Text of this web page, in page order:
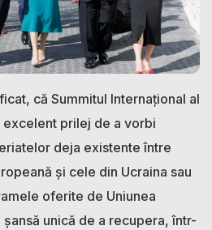
că Summitul Internațional al
prilej de a vorbi
deja existente între
și cele din Ucraina sau
oferite de Uniunea
unică de a recupera, într-